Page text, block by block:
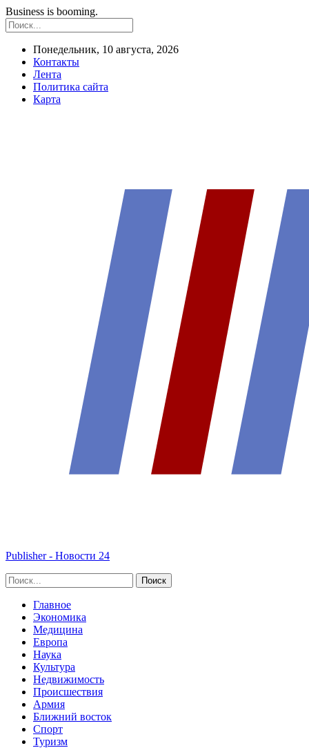
Business is booming.
Понедельник, 10 августа, 2026
Контакты
Лента
Политика сайта
Карта
Publisher - Новости 24
Главное
Экономика
Медицина
Европа
Наука
Культура
Недвижимость
Происшествия
Армия
Ближний восток
Спорт
Туризм